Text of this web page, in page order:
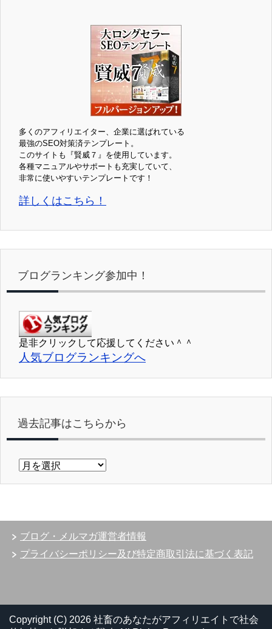
多くのアフィリエイター、企業に選ばれている
最強のSEO対策済テンプレート。
このサイトも『賢威７』を使用しています。
各種マニュアルやサポートも充実していて、
非常に使いやすいテンプレートです！
詳しくはこちら！
ブログランキング参加中！
是非クリックして応援してください＾＾
人気ブログランキングへ
過去記事はこちらから
過
ち
ら
ブログ・メルマガ運営者情報
プライバシーポリシー及び特定商取引法に基づく表記
Copyright (C) 2026 社畜のあなたがアフィリエイトで社会